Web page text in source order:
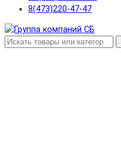
8(473)220-47-47